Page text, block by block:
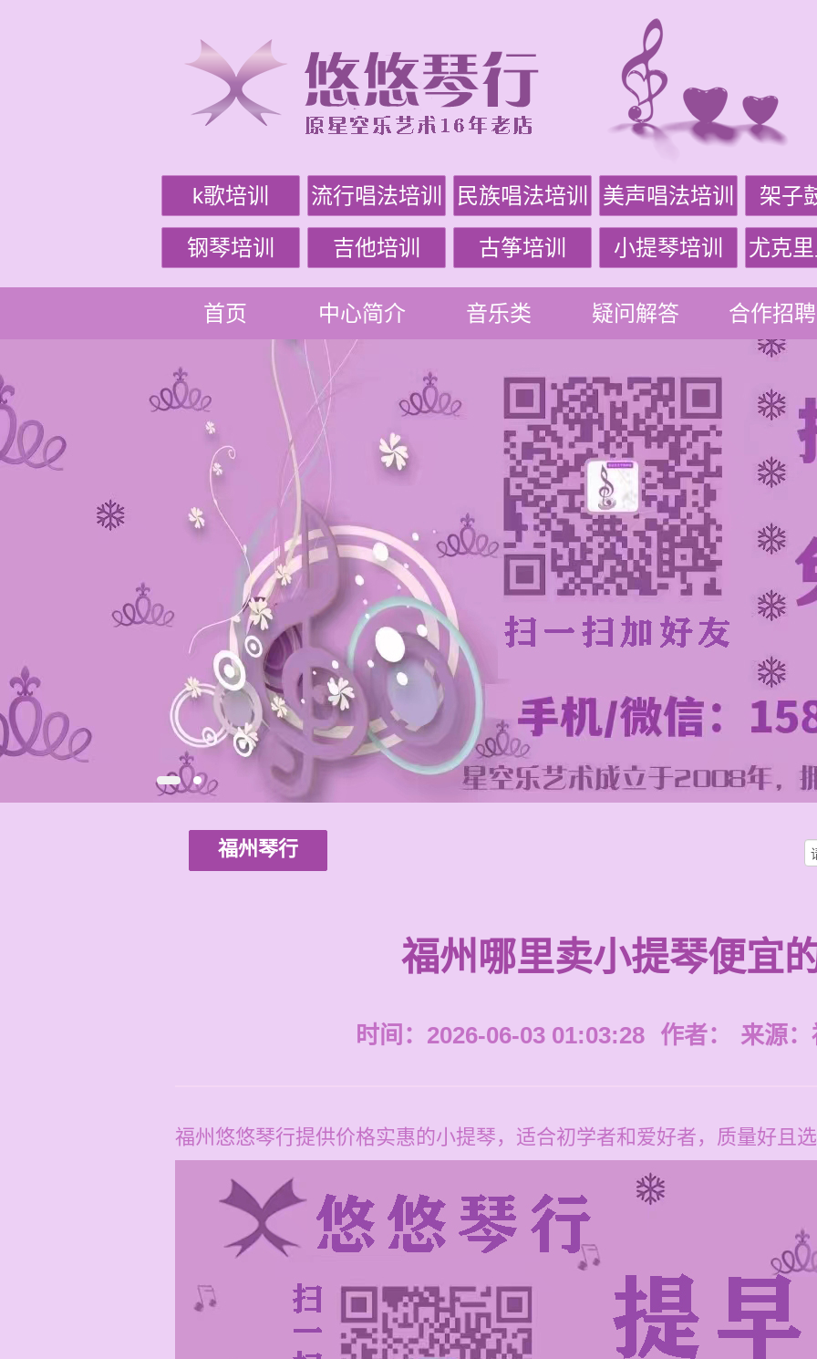
k歌培训 流行唱法培训 民族唱法培训 美声唱法培训 架子
钢琴培训 吉他培训 古筝培训 小提琴培训 尤克
首页 中心简介 音乐类 疑问解答 合作招聘
福州琴行
福州哪里卖小提琴便宜
时间：2026-06-03 01:03:28 作者： 来源：
福州悠悠琴行提供价格实惠的小提琴，适合初学者和爱好者，质量好且